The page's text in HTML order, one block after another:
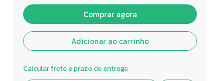
Comprar agora
Adicionar ao carrinho
Calcular frete e prazo de entrega